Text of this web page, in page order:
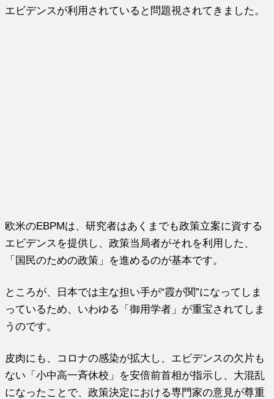
エビデンスが利用されていると問題視されてきました。
欧米のEBPMは、研究者はあくまでも政策立案に資する
エビデンスを提供し、政策当局者がそれを利用した、
「国民のための政策」を進めるのが基本です。
ところが、日本では主な担い手が“霞が関”になってしま
っているため、いわゆる「御用学者」が重宝されてしま
うのです。
皮肉にも、コロナの感染が拡大し、エビデンスの欠片も
ない「小中高一斉休校」を安倍前首相が指示し、大混乱
になったことで、政策決定における専門家の意見が尊重